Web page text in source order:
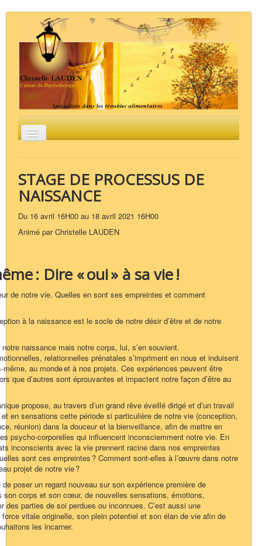
Basculer
la
alimentaires
Liens Contact
STAGE DE PROCESSUS DE
NAISSANCE
Du 16 avril 16H00 au 18 avril 2021 16H00
Animé par Christelle LAUDEN
: Dire « oui » à sa vie !
de notre vie. Quelles en sont ses empreintes et comment
à la naissance est le socle de notre désir d’être et de notre
naissance mais notre corps, lui, s’en souvient.
relationnelles prénatales s’impriment en nous et induisent
au monde et à nos projets. Ces expériences peuvent être
que d’autres sont éprouvantes et impactent notre façon d’être au
propose, au travers d’un grand rêve éveillé dirigé et d’un travail
en sensations cette période si particulière de notre vie (conception,
réunion) dans la douceur et la bienveillance, afin de mettre en
psycho-corporelles qui influencent inconsciemment notre vie. En
inconscients avec la vie prennent racine dans nos empreintes
sont ces empreintes ? Comment sont-elles à l’œuvre dans notre
projet de notre vie ?
poser un regard nouveau sur son expérience première de
son corps et son cœur, de nouvelles sensations, émotions,
des parties de soi perdues ou inconnues. C’est aussi une
vitale originelle, son plein potentiel et son élan de vie afin de
les incarner.